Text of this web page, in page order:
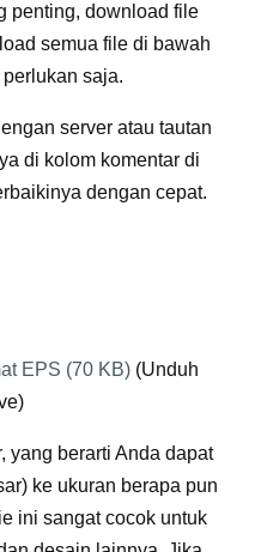
penting, download file
semua file di bawah
saja.
server atau tautan
di kolom komentar di
dengan cepat.
EPS (70 KB) (Unduh
yang berarti Anda dapat
ke ukuran berapa pun
ini sangat cocok untuk